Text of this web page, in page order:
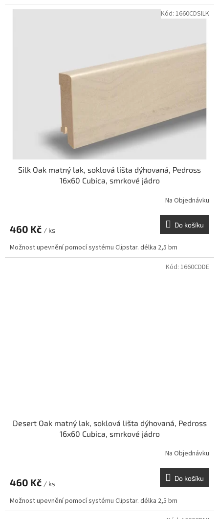
Silk Oak matný lak, soklová lišta dýhovaná, Pedross
16x60 Cubica, smrkové jádro
Na Objednávku
460 Kč / ks
Do košíku
Možnost upevnění pomocí systému Clipstar. délka 2,5 bm
Kód: 1660CDSILK
Desert Oak matný lak, soklová lišta dýhovaná, Pedross
16x60 Cubica, smrkové jádro
Na Objednávku
460 Kč / ks
Do košíku
Možnost upevnění pomocí systému Clipstar. délka 2,5 bm
Kód: 1660CDDE